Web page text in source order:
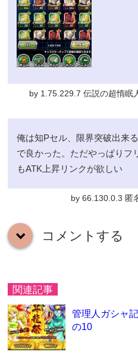
by 1.75.229.7 伝説の超惰眠
俺は知Pセル、限界突破出来
で良かった。ただやっぱりフ
もATK上昇リンクが欲しい
by 66.130.0.3 匿
down コメントする
関連記事
管理人ガシャ
の10